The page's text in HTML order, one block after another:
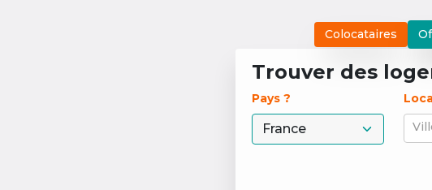
Colocataires
Trouver des
Pays ?